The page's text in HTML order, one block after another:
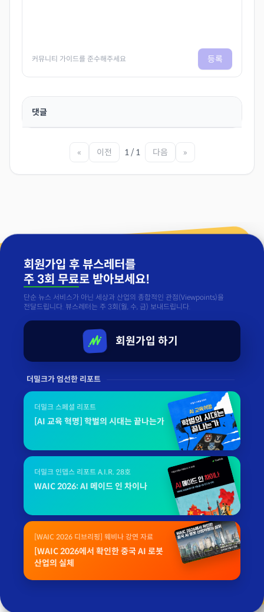
커뮤니티 가이드를 준수해주세요 등록
댓글
« 이전 1 / 1 다음 »
회원가입 후 뷰스레터를
주 3회 무료로 받아보세요!
단순 뉴스 서비스가 아닌 세상과 산업의 종합적인 관점(Viewpoints)을
전달드립니다. 뷰스레터는 주 3회(월, 수, 금) 보내드립니다.
회원가입 하기
더밀크가 엄선한 리포트
더밀크 스페셜 리포트
[AI 교육 혁명] 학벌의 시대는 끝나는가
더밀크 인뎁스 리포트 A.I.R. 28호
WAIC 2026: AI 메이드 인 차이나
[WAIC 2026 디브리핑] 웨비나 강연 자료
[WAIC 2026에서 확인한 중국 AI 로봇
산업의 실체